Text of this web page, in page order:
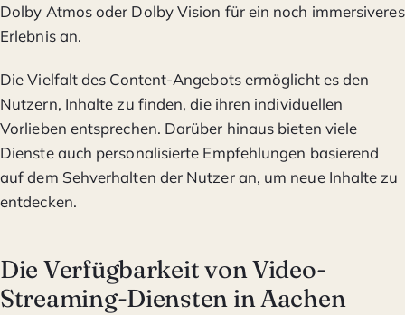
Dolby Atmos oder Dolby Vision für ein noch immersiveres
Erlebnis an.
Die Vielfalt des Content-Angebots ermöglicht es den
Nutzern, Inhalte zu finden, die ihren individuellen
Vorlieben entsprechen. Darüber hinaus bieten viele
Dienste auch personalisierte Empfehlungen basierend
auf dem Sehverhalten der Nutzer an, um neue Inhalte zu
entdecken.
Die Verfügbarkeit von Video-
Streaming-Diensten in Aachen